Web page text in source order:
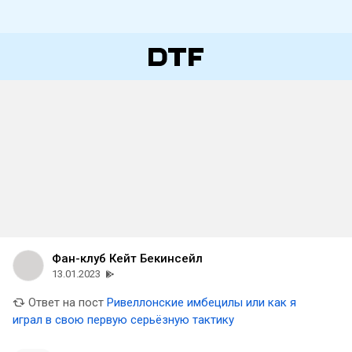
Фан-клуб Кейт Бекинсейл
13.01.2023
Ответ на пост Ривеллонские имбецилы или как я
играл в свою первую серьёзную тактику